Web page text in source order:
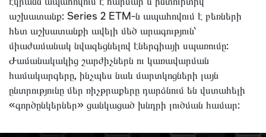
աշխատանք: Series 2 ETM-ն ապահովում է բեռների
հետ աշխատանքի ավելի մեծ արագություն՝
միաժամանակ նվազեցնելով էներգիայի սպառումը:
Ժամանակակից շարժիչներն ու կառավարման
համակարգերը, ինչպես նաև մարտկոցների լայն
ընտրությունը մեր ռիչթրաքերը դարձնում են վստահելի
«գործընկերներ» ցանկացած խնդրի լուծման համար: